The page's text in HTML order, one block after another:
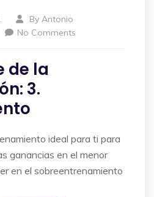
By Antonio
No Comments
de la
3.
ideal para ti para
ganancias en el menor
en el sobreentrenamiento